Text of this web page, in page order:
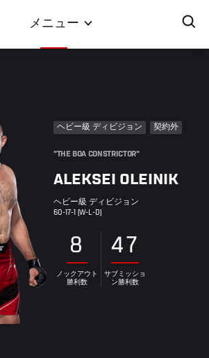
メニュー
ヘビー級 ディビジョン 契約外
"THE BOA CONSTRICTOR"
ALEKSEI OLEINIK
ヘビー級 ディビジョン
60-17-1 (W-L-D)
8
ノックアウト
勝利数
47
サブミッショ
ン勝利数